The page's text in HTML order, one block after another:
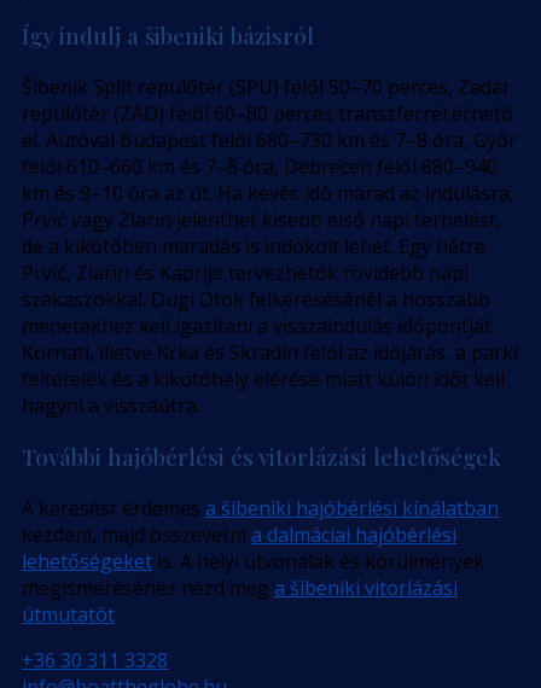
Így indulj a šibeniki bázisról
Šibenik Split repülőtér (SPU) felől 50–70 perces, Zadar
repülőtér (ZAD) felől 60–80 perces transzferrel érhető
el. Autóval Budapest felől 680–730 km és 7–8 óra, Győr
felől 610–660 km és 7–8 óra, Debrecen felől 880–940
km és 9–10 óra az út. Ha kevés idő marad az indulásra,
Prvić vagy Zlarin jelenthet kisebb első napi terhelést,
de a kikötőben maradás is indokolt lehet. Egy hétre
Prvić, Zlarin és Kaprije tervezhetők rövidebb napi
szakaszokkal. Dugi Otok felkeresésénél a hosszabb
menetekhez kell igazítani a visszaindulás időpontját.
Kornati, illetve Krka és Skradin felől az időjárás, a parki
feltételek és a kikötőhely elérése miatt külön időt kell
hagyni a visszaútra.
További hajóbérlési és vitorlázási lehetőségek
A keresést érdemes a šibeniki hajóbérlési kínálatban
kezdeni, majd összevetni a dalmáciai hajóbérlési
lehetőségeket is. A helyi útvonalak és körülmények
megismeréséhez nézd meg a šibeniki vitorlázási
útmutatót.
+36 30 311 3328